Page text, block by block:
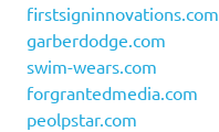
firstsigninnovations.com
garberdodge.com
swim-wears.com
forgrantedmedia.com
peolpstar.com